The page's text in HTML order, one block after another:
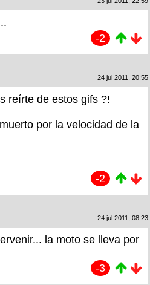
-2
24 jul 2011, 20:55
reírte de estos gifs ?!
por la velocidad de la
-2
24 jul 2011, 08:23
la moto se lleva por
-3